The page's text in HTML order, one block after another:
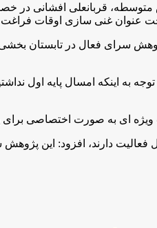
قربانعلی افشانی در
عنوان غنی سازی اوقات
دفتر متوسطه نظری وزارت آموزش و پرورش با بيان اين كه
به اینکه امسال پایه اول
ای به صورت اختصاصی
و پرورش با بيان اين كه 500 پژوهش سرا در طول